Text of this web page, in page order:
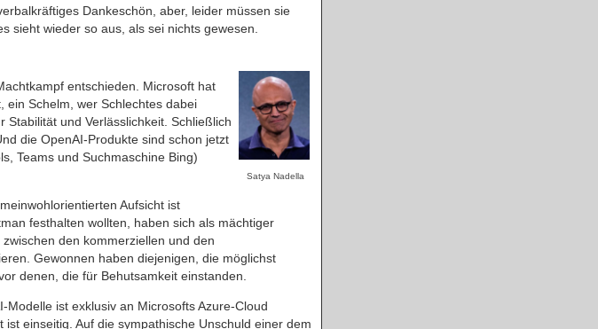
Dankeschön, aber, leider müssen sie
sieht wieder so aus, als sei nichts gewesen.
Satya Nadella
entschieden. Microsoft hat
ein Schelm, wer Schlechtes dabei
und Verlässlichkeit. Schließlich
die OpenAI-Produkte sind schon jetzt
Teams und Suchmaschine Bing)
Aufsicht ist
festhalten wollten, haben sich als mächtiger
den kommerziellen und den
Gewonnen haben diejenigen, die möglichst
denen, die für Behutsamkeit einstanden.
ist exklusiv an Microsofts Azure-Cloud
einseitig. Auf die sympathische Unschuld einer dem